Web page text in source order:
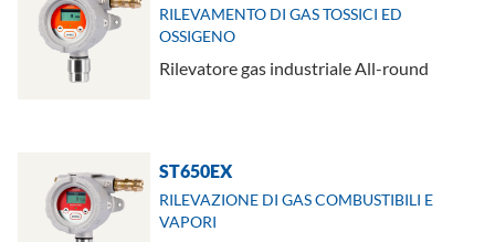
RILEVAMENTO DI GAS TOSSICI ED
OSSIGENO
Rilevatore gas industriale All-round
ST650EX
RILEVAZIONE DI GAS COMBUSTIBILI E
VAPORI